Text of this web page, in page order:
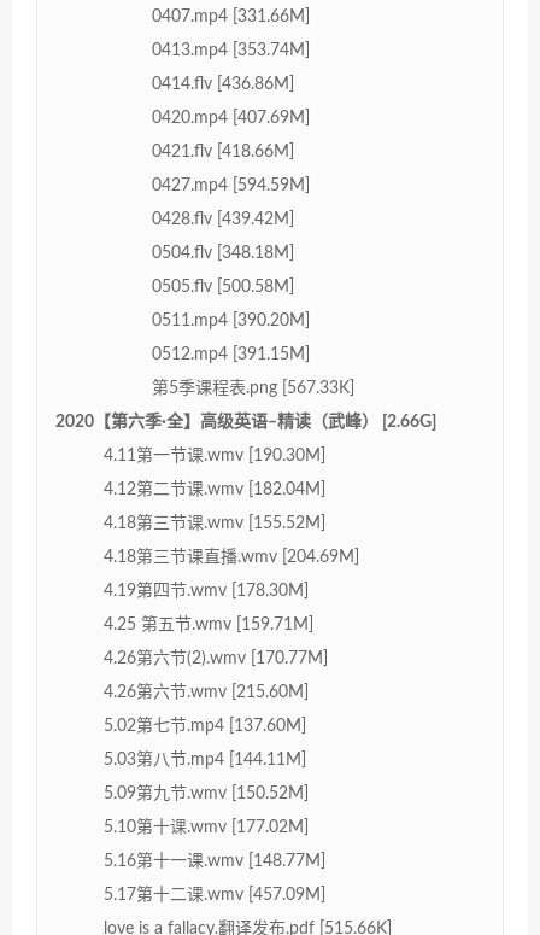
0407.mp4 [331.66M]
0413.mp4 [353.74M]
0414.flv [436.86M]
0420.mp4 [407.69M]
0421.flv [418.66M]
0427.mp4 [594.59M]
0428.flv [439.42M]
0504.flv [348.18M]
0505.flv [500.58M]
0511.mp4 [390.20M]
0512.mp4 [391.15M]
第5季课程表.png [567.33K]
2020【第六季·全】高级英语–精读（武峰） [2.66G]
4.11第一节课.wmv [190.30M]
4.12第二节课.wmv [182.04M]
4.18第三节课.wmv [155.52M]
4.18第三节课直播.wmv [204.69M]
4.19第四节.wmv [178.30M]
4.25 第五节.wmv [159.71M]
4.26第六节(2).wmv [170.77M]
4.26第六节.wmv [215.60M]
5.02第七节.mp4 [137.60M]
5.03第八节.mp4 [144.11M]
5.09第九节.wmv [150.52M]
5.10第十课.wmv [177.02M]
5.16第十一课.wmv [148.77M]
5.17第十二课.wmv [457.09M]
love is a fallacy.翻译发布.pdf [515.66K]